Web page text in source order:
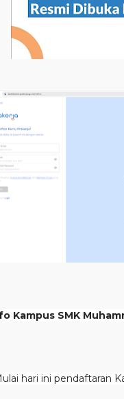
Kampus SMK
hari ini pendaftaran